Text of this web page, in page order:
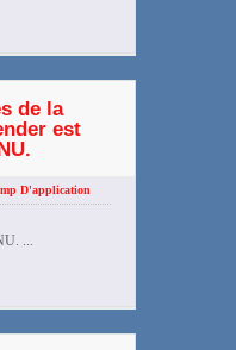
de la
est
D'application
...